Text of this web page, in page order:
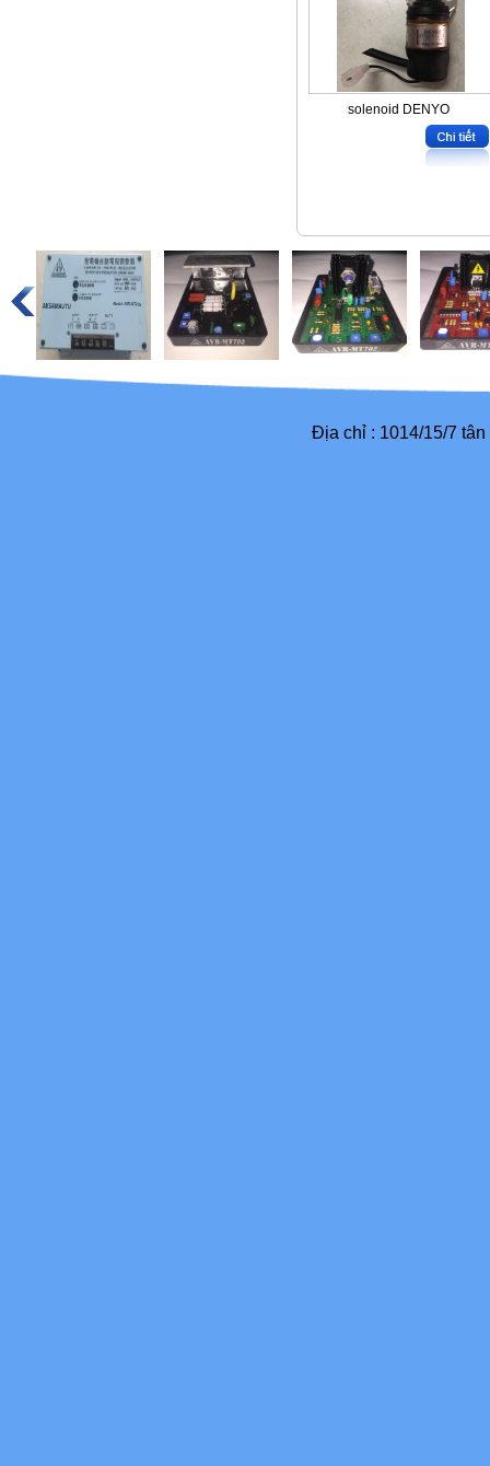
solenoid DENYO
Địa chỉ : 1014/15/7 tân